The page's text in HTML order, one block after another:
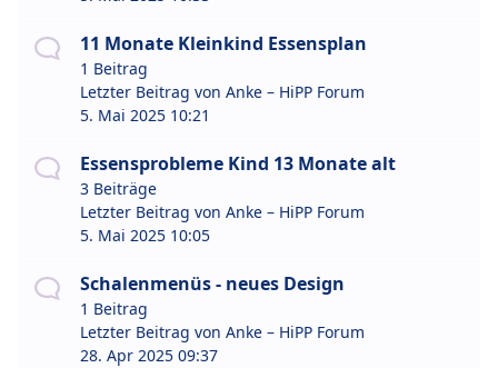
11 Monate Kleinkind Essensplan
1 Beitrag
Letzter Beitrag von Anke – HiPP Forum
5. Mai 2025 10:21
Essensprobleme Kind 13 Monate alt
3 Beiträge
Letzter Beitrag von Anke – HiPP Forum
5. Mai 2025 10:05
Schalenmenüs - neues Design
1 Beitrag
Letzter Beitrag von Anke – HiPP Forum
28. Apr 2025 09:37